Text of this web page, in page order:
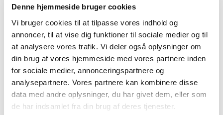
Denne hjemmeside bruger cookies
Vi bruger cookies til at tilpasse vores indhold og
annoncer, til at vise dig funktioner til sociale medier og til
at analysere vores trafik. Vi deler også oplysninger om
din brug af vores hjemmeside med vores partnere inden
for sociale medier, annonceringspartnere og
analysepartnere. Vores partnere kan kombinere disse
data med andre oplysninger, du har givet dem, eller som
de har indsamlet fra din brug af deres tjenester.
Hvid
49,00 DKK
VIS PRODUKT